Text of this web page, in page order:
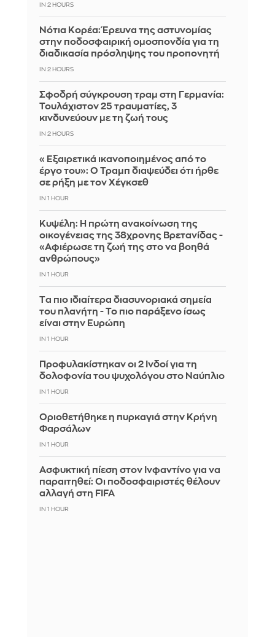
IN 2 HOURS
Νότια Κορέα: Έρευνα της αστυνομίας
στην ποδοσφαιρική ομοσπονδία για τη
διαδικασία πρόσληψης του προπονητή
IN 2 HOURS
Σφοδρή σύγκρουση τραμ στη Γερμανία:
Τουλάχιστον 25 τραυματίες, 3
κινδυνεύουν με τη ζωή τους
IN 2 HOURS
«Εξαιρετικά ικανοποιημένος από το
έργο του»: Ο Τραμπ διαψεύδει ότι ήρθε
σε ρήξη με τον Χέγκσεθ
IN 1 HOUR
Κυψέλη: Η πρώτη ανακοίνωση της
οικογένειας της 38χρονης Βρετανίδας -
«Αφιέρωσε τη ζωή της στο να βοηθά
ανθρώπους»
IN 1 HOUR
Tα πιο ιδιαίτερα διασυνοριακά σημεία
του πλανήτη - Το πιο παράξενο ίσως
είναι στην Ευρώπη
IN 1 HOUR
Προφυλακίστηκαν οι 2 Ινδοί για τη
δολοφονία του ψυχολόγου στο Ναύπλιο
IN 1 HOUR
Οριοθετήθηκε η πυρκαγιά στην Κρήνη
Φαρσάλων
IN 1 HOUR
Ασφυκτική πίεση στον Ινφαντίνο για να
παραιτηθεί: Οι ποδοσφαιριστές θέλουν
αλλαγή στη FIFA
IN 1 HOUR